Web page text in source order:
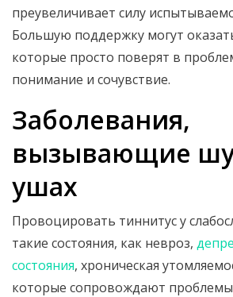
преувеличивает силу
Большую поддержку могут
которые просто поверят в
понимание и сочувствие.
Заболевания,
вызывающие
ушах
Провоцировать тиннитус у
такие состояния, как невроз,
состояния, хроническая
которые сопровождают